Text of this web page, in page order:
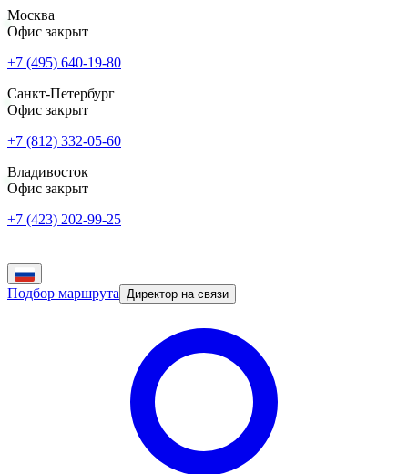
Москва
Офис закрыт
+7 (495) 640-19-80
Санкт-Петербург
Офис закрыт
+7 (812) 332-05-60
Владивосток
Офис закрыт
+7 (423) 202-99-25
Подбор маршрута Директор на связи